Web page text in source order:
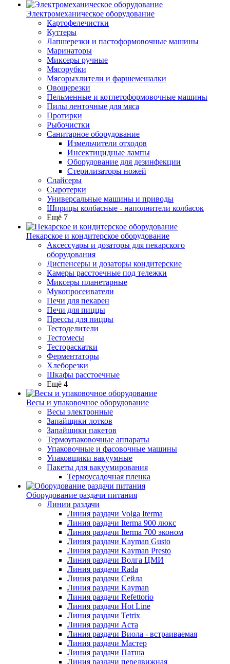
Электромеханическое оборудование
Картофелечистки
Куттеры
Лапшерезки и пастоформовочные машины
Маринаторы
Миксеры ручные
Мясорубки
Мясорыхлители и фаршемешалки
Овощерезки
Пельменные и котлетоформовочные машины
Пилы ленточные для мяса
Протирки
Рыбочистки
Санитарное оборудование
Измельчители отходов
Инсектицидные лампы
Оборудование для дезинфекции
Стерилизаторы ножей
Слайсеры
Сыротерки
Универсальные машины и приводы
Шприцы колбасные - наполнители колбасок
Ещё 7
Пекарское и кондитерское оборудование
Аксессуары и дозаторы для пекарского
оборудования
Диспенсеры и дозаторы кондитерские
Камеры расстоечные под тележки
Миксеры планетарные
Мукопросеиватели
Печи для пекарен
Печи для пиццы
Прессы для пиццы
Тестоделители
Тестомесы
Тестораскатки
Ферментаторы
Хлеборезки
Шкафы расстоечные
Ещё 4
Весы и упаковочное оборудование
Весы электронные
Запайщики лотков
Запайщики пакетов
Термоупаковочные аппараты
Упаковочные и фасовочные машины
Упаковщики вакуумные
Пакеты для вакуумирования
Термоусадочная пленка
Оборудование раздачи питания
Линии раздачи
Линия раздачи Volga Iterma
Линия раздачи Iterma 900 люкс
Линия раздачи Iterma 700 эконом
Линия раздачи Kayman Gusto
Линия раздачи Kayman Presto
Линия раздачи Волга ЦМИ
Линия раздачи Rada
Линия раздачи Сейла
Линия раздачи Kayman
Линия раздачи Refettorio
Линия раздачи Hot Line
Линия раздачи Tetrix
Линия раздачи Аста
Линия раздачи Виола - встраиваемая
Линия раздачи Мастер
Линия раздачи Патша
Линия раздачи передвижная